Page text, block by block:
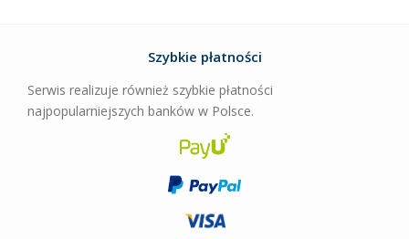
Szybkie płatności
Serwis realizuje również szybkie płatności
najpopularniejszych banków w Polsce.